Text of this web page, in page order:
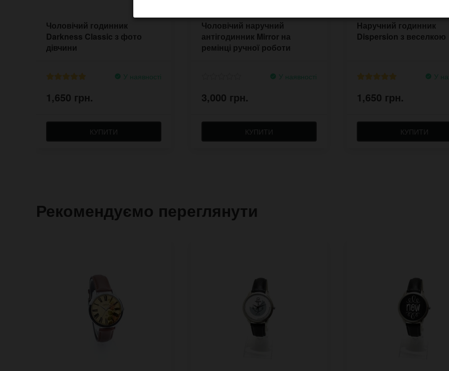
Чоловічий годинник
Darkness Classic з фото
дівчини
У наявності
1,650 грн.
КУПИТИ
Чоловічий наручний
антігодинник Mirror на
ремінці ручної роботи
У наявності
3,000 грн.
КУПИТИ
Наручний годинник
Dispersion з веселкою
У
1,650 грн.
КУПИТИ
Рекомендуємо переглянути